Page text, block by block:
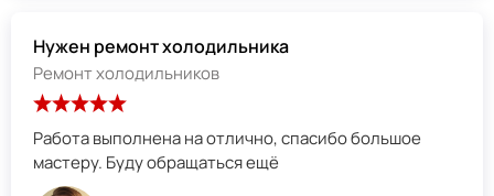
Нужен ремонт холодильника
Ремонт холодильников
Работа выполнена на отлично, спасибо большое
мастеру. Буду обращаться ещё